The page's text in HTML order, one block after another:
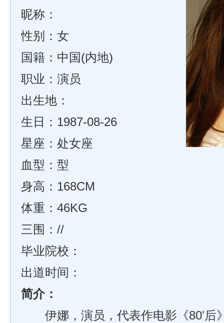
昵称：
性别：女
国籍：中国(内地)
职业：演员
出生地：
生日：1987-08-26
星座：处女座
血型：型
身高：168CM
体重：46KG
三围：//
毕业院校：
出道时间：
简介：
伊娜，演员，代表作电影《80'后